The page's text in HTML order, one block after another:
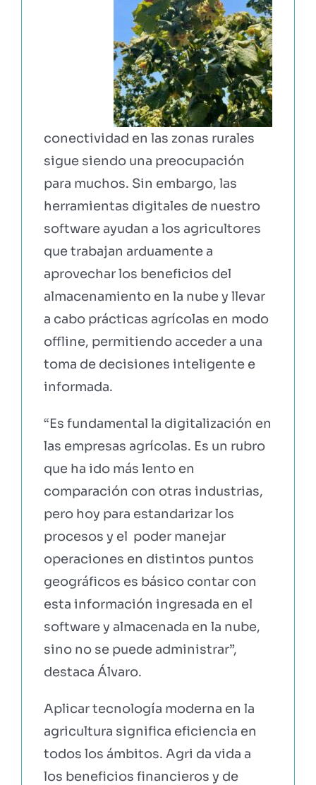
conectividad en las zonas rurales
sigue siendo una preocupación
para muchos. Sin embargo, las
herramientas digitales de nuestro
software ayudan a los agricultores
que trabajan arduamente a
aprovechar los beneficios del
almacenamiento en la nube y llevar
a cabo prácticas agrícolas en modo
offline, permitiendo acceder a una
toma de decisiones inteligente e
informada.
“Es fundamental la digitalización en
las empresas agrícolas. Es un rubro
que ha ido más lento en
comparación con otras industrias,
pero hoy para estandarizar los
procesos y el poder manejar
operaciones en distintos puntos
geográficos es básico contar con
esta información ingresada en el
software y almacenada en la nube,
sino no se puede administrar”,
destaca Álvaro.
Aplicar tecnología moderna en la
agricultura significa eficiencia en
todos los ámbitos. Agri da vida a
los beneficios financieros y de